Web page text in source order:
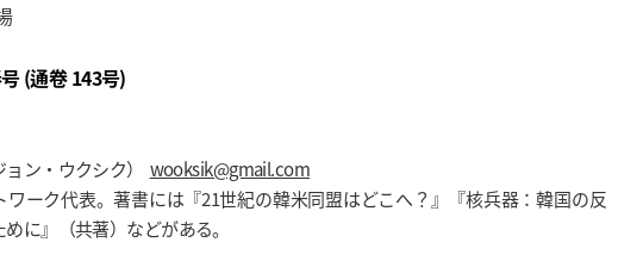
(通卷 143号)
ョン・ウクシク） wooksik@gmail.com
ワーク代表。著書には『21世紀の韓米同盟はどこへ？』『核兵器：韓国の反
に』（共著）などがある。